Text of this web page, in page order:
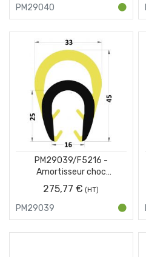
PM29040
PM29039/F5216 -
Amortisseur choc
protection pour IPN - Jaune
et Noir - Carton de 10 x 1 m
275,77 €
PM29039